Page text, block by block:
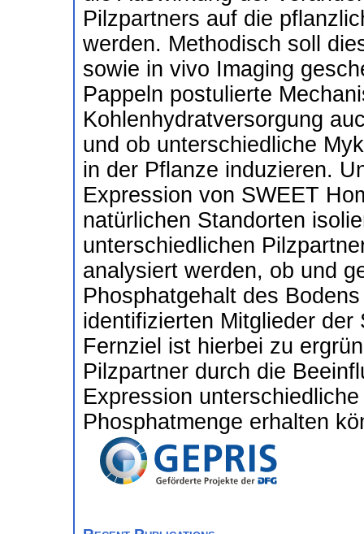
Pilzpartners auf die
werden. Methodisch soll
sowie in vivo Imaging
Pappeln postulierte
Kohlenhydratversorgung
und ob unterschiedliche
in der Pflanze induzieren.
Expression von SWEET
natürlichen Standorten
unterschiedlichen
analysiert werden, ob und
Phosphatgehalt des
identifizierten Mitglieder
Fernziel ist hierbei zu
Pilzpartner durch die
Expression
Phosphatmenge erhalten